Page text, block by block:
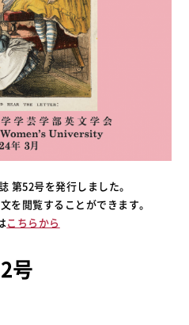
第52号を発行しました。
を閲覧することができます。
こちらから
号